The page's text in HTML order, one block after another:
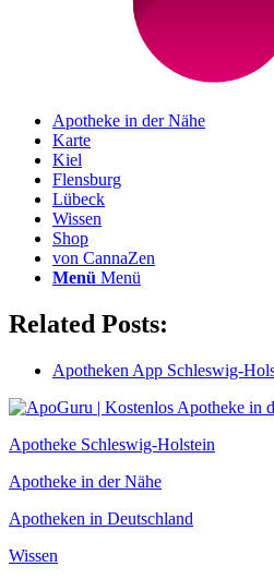
Apotheke in der Nähe
Karte
Kiel
Flensburg
Lübeck
Wissen
Shop
von CannaZen
Menü Menü
Related Posts:
Apotheken App Schleswig-
Apotheke Schleswig-Holstein
Apotheke in der Nähe
Apotheken in Deutschland
Wissen